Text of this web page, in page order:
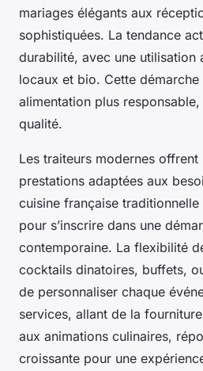
mariages élégants aux
sophistiquées. La tendance
durabilité, avec une utilisation
locaux et bio. Cette
alimentation plus
qualité.
Les traiteurs modernes offrent
prestations adaptées aux
cuisine française
pour s’inscrire dans une
contemporaine. La flexibilité
cocktails dinatoires, buffets,
de personnaliser chaque
services, allant de la
aux animations culinaires,
croissante pour une